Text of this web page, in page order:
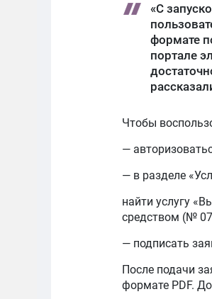
«С
формате
портале
Чтобы
—
— в разделе
найти услугу
средством (№
— подписать
После подачи
формате PDF.